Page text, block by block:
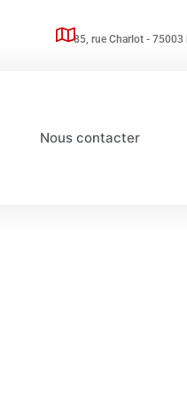
85, rue Charlot - 75003
Nous contacter